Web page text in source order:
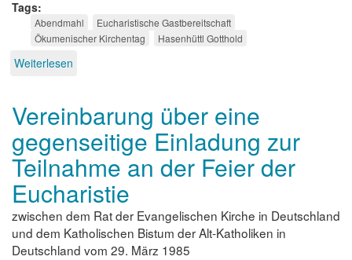
Tags
Abendmahl
Eucharistische Gastbereitschaft
Ökumenischer Kirchentag
Hasenhüttl Gotthold
Weiterlesen
Vereinbarung über eine
gegenseitige Einladung zur
Teilnahme an der Feier der
Eucharistie
zwischen dem Rat der Evangelischen Kirche in Deutschland
und dem Katholischen Bistum der Alt-Katholiken in
Deutschland vom 29. März 1985